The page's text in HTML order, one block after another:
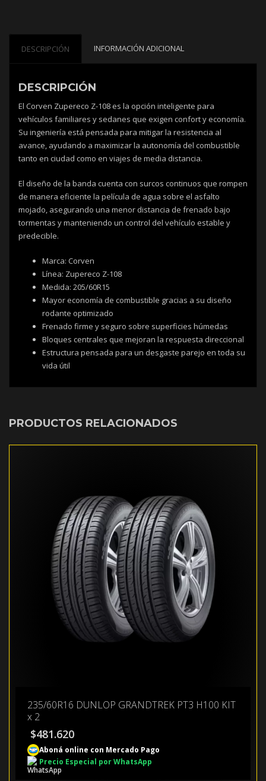
DESCRIPCIÓN INFORMACIÓN ADICIONAL
DESCRIPCIÓN
El Corven Zupereco Z-108 es la opción inteligente para
vehículos familiares y sedanes que exigen confort y economía.
Su ingeniería está pensada para mitigar la resistencia al
avance, ayudando a maximizar la autonomía del combustible
tanto en ciudad como en viajes de media distancia.
El diseño de la banda cuenta con surcos continuos que rompen
de manera eficiente la película de agua sobre el asfalto
mojado, asegurando una menor distancia de frenado bajo
tormentas y manteniendo un control del vehículo estable y
predecible.
Marca: Corven
Línea: Zupereco Z-108
Medida: 205/60R15
Mayor economía de combustible gracias a su diseño
rodante optimizado
Frenado firme y seguro sobre superficies húmedas
Bloques centrales que mejoran la respuesta direccional
Estructura pensada para un desgaste parejo en toda su
vida útil
PRODUCTOS RELACIONADOS
235/60R16 DUNLOP GRANDTREK PT3 H100 KIT
x 2
$481.620
Aboná online con Mercado Pago
Precio Especial por WhatsApp